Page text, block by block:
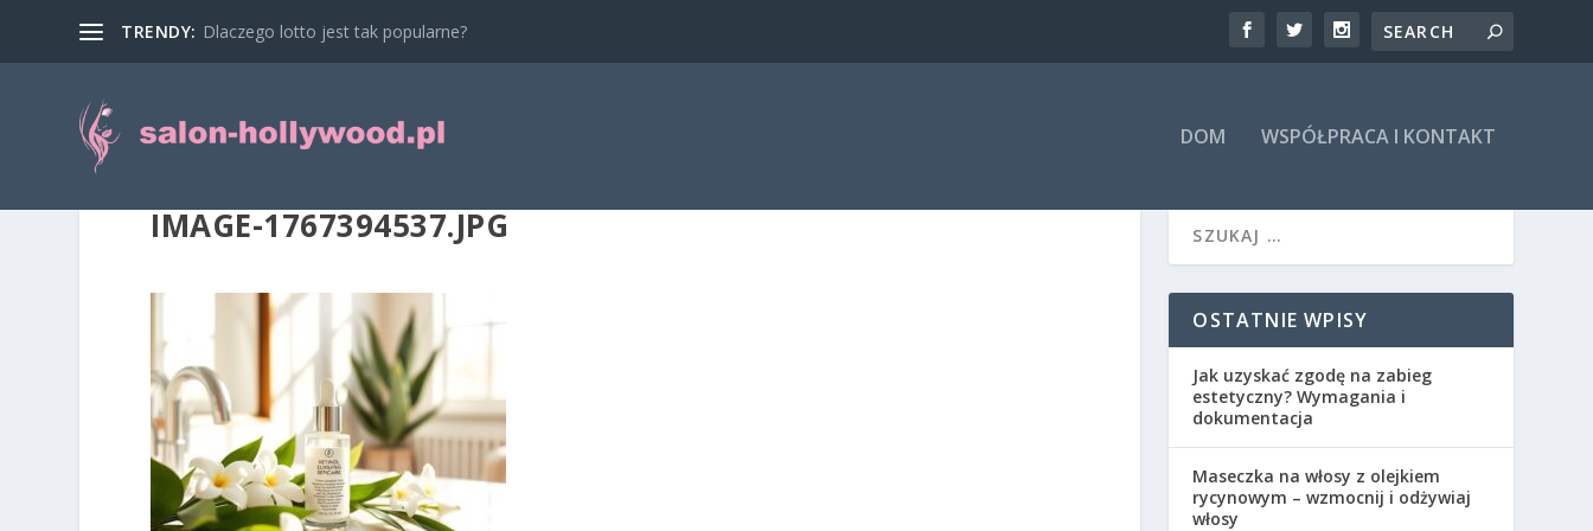
TRENDY: Dlaczego lotto jest tak popularne?
DOM WSPÓŁPRACA I KONTAKT
IMAGE-1767394537.JPG
OSTATNIE WPISY
Jak uzyskać zgodę na zabieg
estetyczny? Wymagania i
dokumentacja
Maseczka na włosy z olejkiem
rycynowym – wzmocnij i odżywiaj
włosy